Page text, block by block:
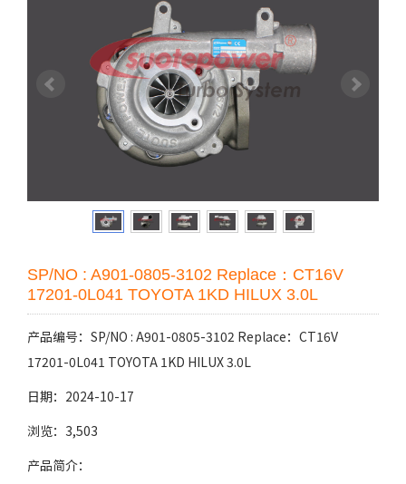
SP/NO : A901-0805-3102 Replace：CT16V
17201-0L041 TOYOTA 1KD HILUX 3.0L
产品编号：SP/NO : A901-0805-3102 Replace：CT16V
17201-0L041 TOYOTA 1KD HILUX 3.0L
日期：2024-10-17
浏览：3,503
产品简介：